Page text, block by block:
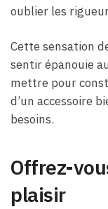
oublier les
Cette sensation
sentir épanouie
mettre pour
d’un accessoire
besoins.
Offrez-
plaisir